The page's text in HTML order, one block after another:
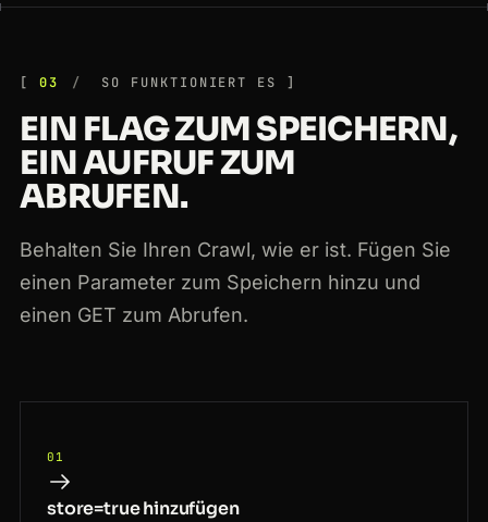
03 SO FUNKTIONIERT ES
EIN FLAG ZUM SPEICHERN,
EIN AUFRUF ZUM
ABRUFEN.
Behalten Sie Ihren Crawl, wie er ist. Fügen Sie
einen Parameter zum Speichern hinzu und
einen GET zum Abrufen.
01
store=true hinzufügen